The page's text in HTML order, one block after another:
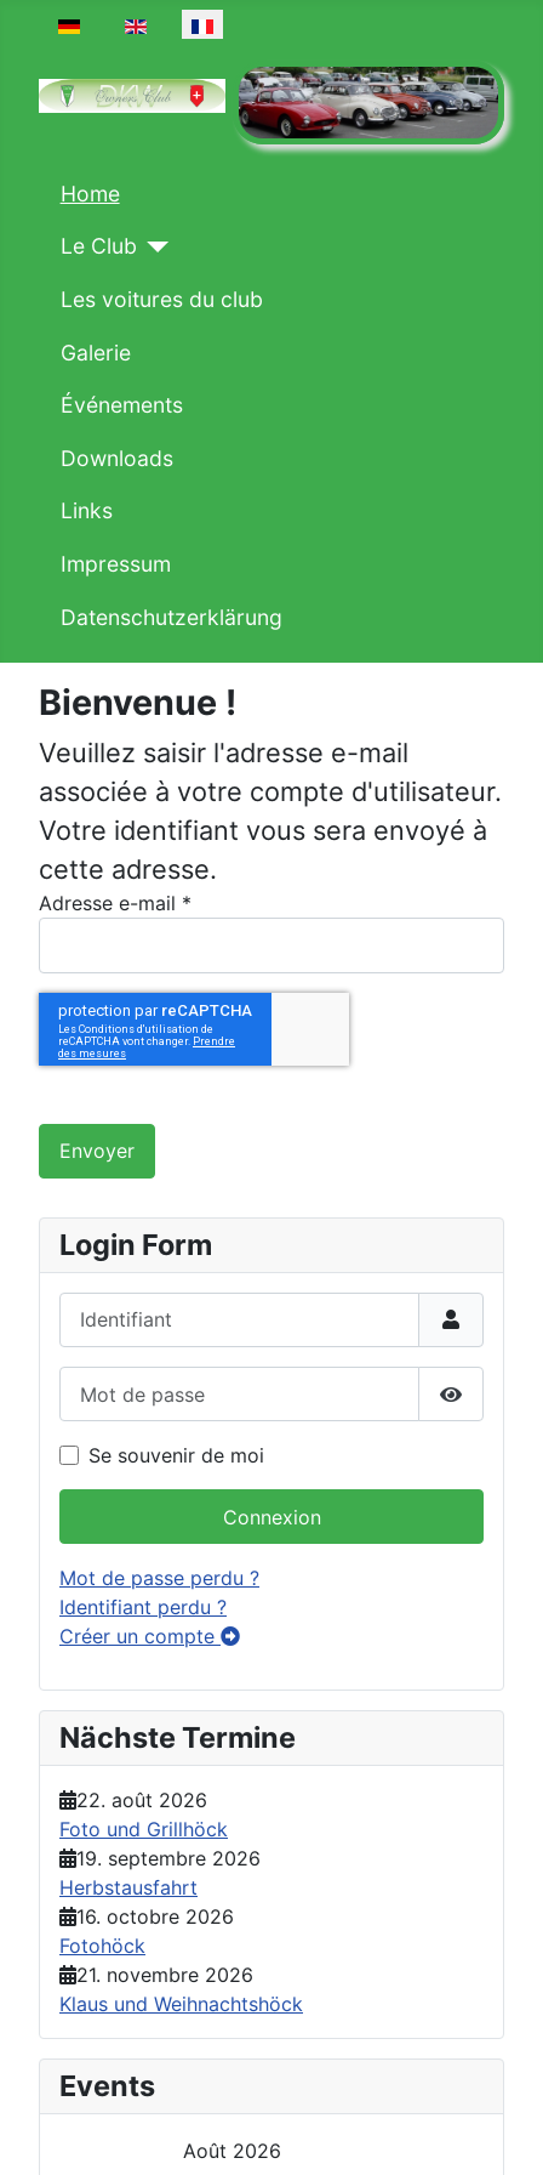
Sélectionnez votre langue
Home
Le Club
Les voitures du club
Galerie
Événements
Downloads
Links
Impressum
Datenschutzerklärung
Bienvenue !
Veuillez saisir l'adresse e-mail
associée à votre compte d'utilisateur.
Votre identifiant vous sera envoyé à
cette adresse.
Adresse e-mail *
Captcha*
Envoyer
Login Form
Afficher
Se souvenir de moi
Connexion
Mot de passe perdu ?
Identifiant perdu ?
Créer un compte
Nächste Termine
22. août 2026
Foto und Grillhöck
19. septembre 2026
Herbstausfahrt
16. octobre 2026
Fotohöck
21. novembre 2026
Klaus und Weihnachtshöck
Events
Août 2026